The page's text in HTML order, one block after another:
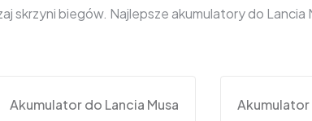
skrzyni biegów. Najlepsze akumulatory do
Akumulator do Lancia Musa
Akumulator